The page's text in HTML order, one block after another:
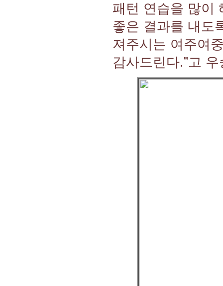
패턴 연습을 많이
좋은 결과를 내도
져주시는 여주여
감사드린다.”고